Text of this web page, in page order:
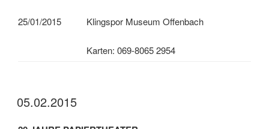
25/01/2015 Klingspor Museum Offenbach
Karten: 069-8065 2954
05.02.2015